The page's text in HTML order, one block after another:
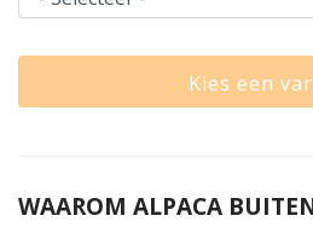
Kies een
WAAROM ALPACA